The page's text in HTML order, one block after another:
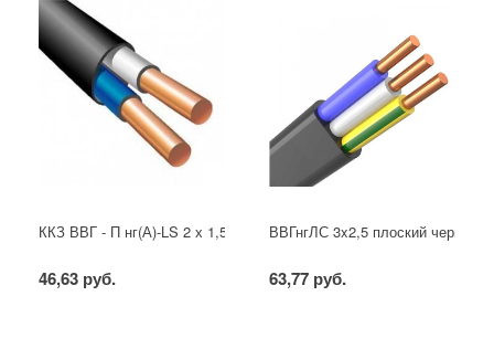
ККЗ ВВГ - П нг(А)-LS 2 х 1,5 ГОСТ
46,63 руб.
ВВГнгЛС 3x2,5 плоский черный
63,77 руб.